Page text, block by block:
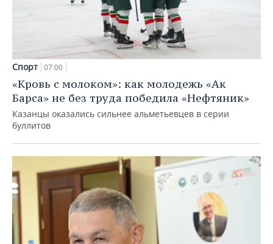
Спорт 07:00
«Кровь с молоком»: как молодежь «Ак
Барса» не без труда победила «Нефтяник»
Казанцы оказались сильнее альметьевцев в серии
буллитов